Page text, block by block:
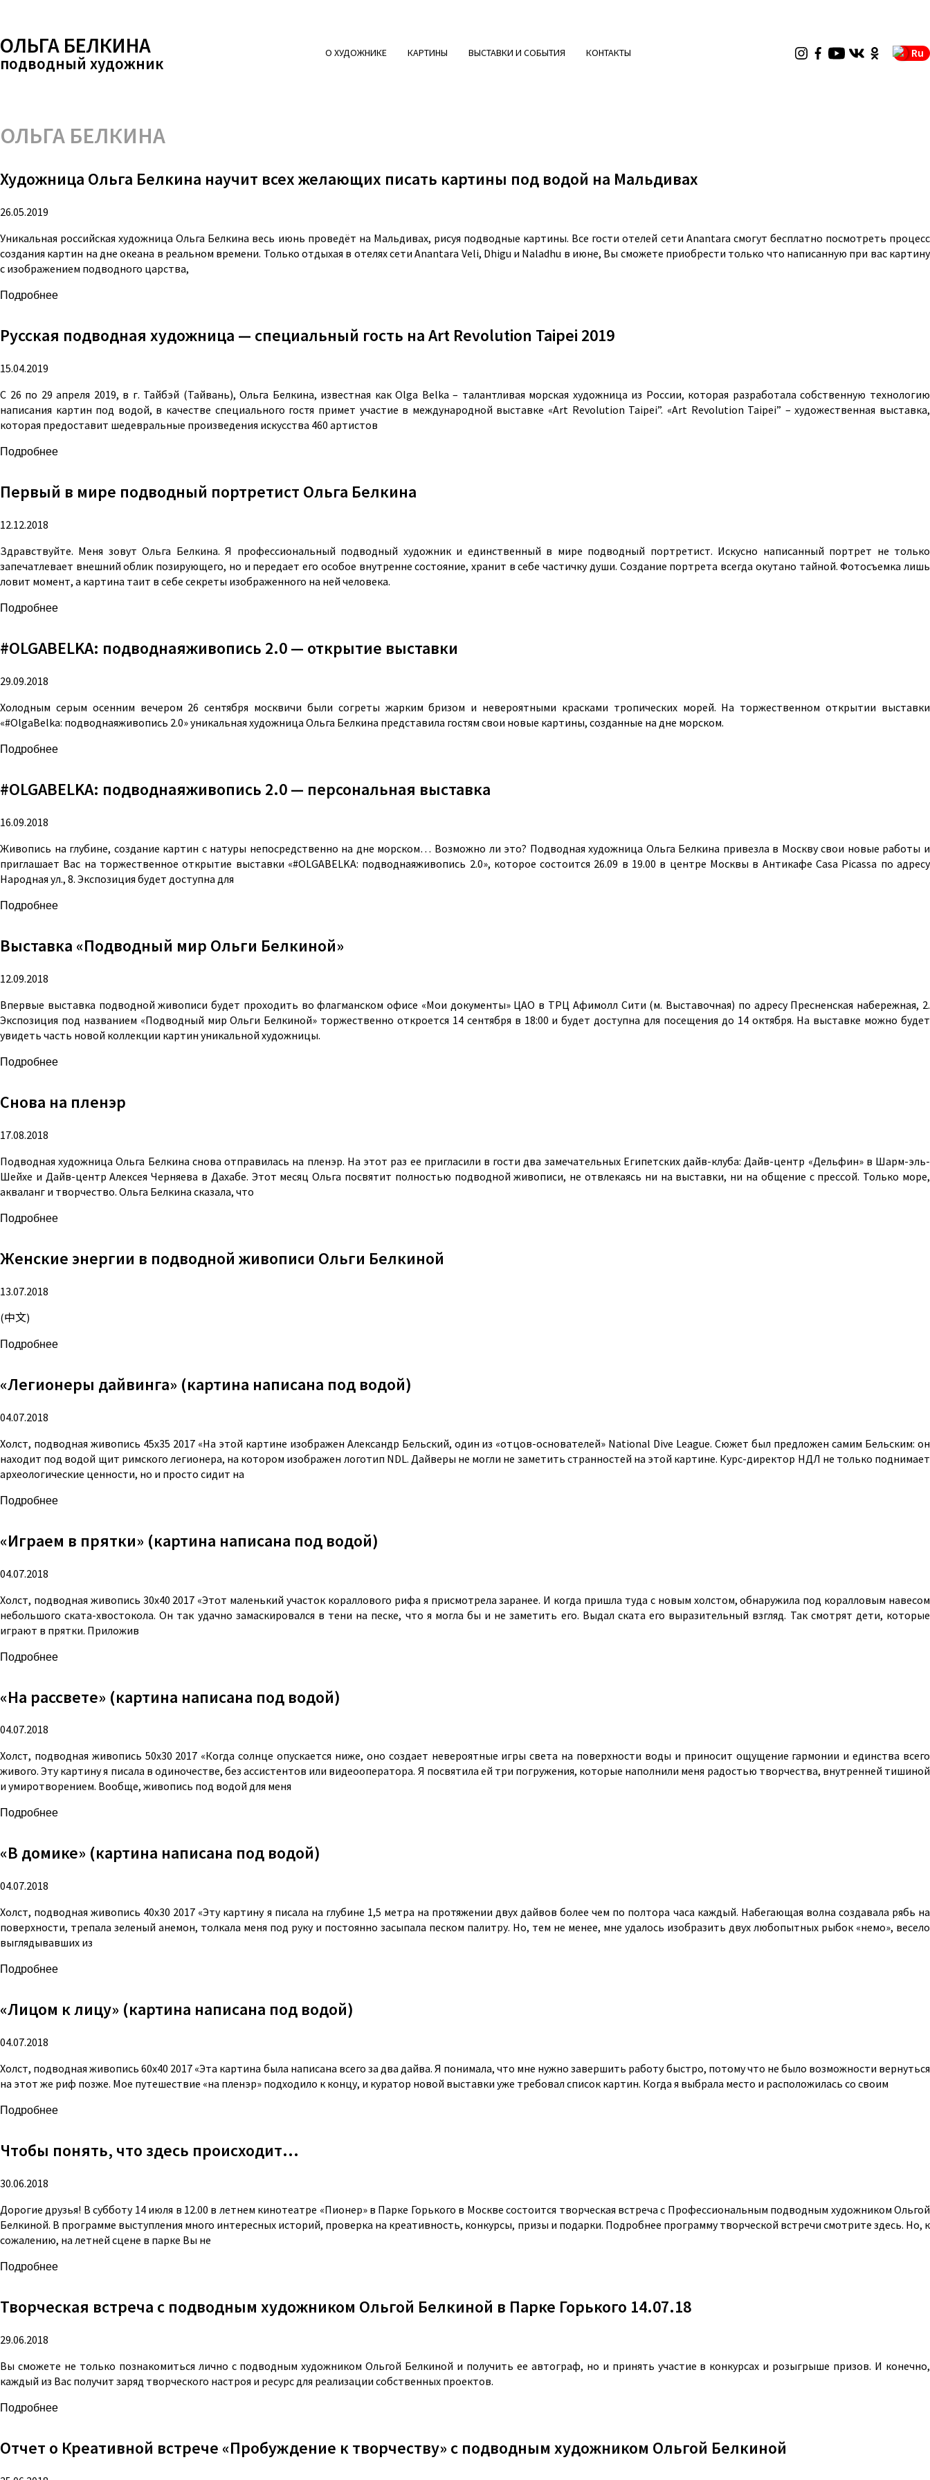
ОЛЬГА БЕЛКИНА
подводный художник
О ХУДОЖНИКЕ КАРТИНЫ ВЫСТАВКИ И СОБЫТИЯ КОНТАКТЫ Ru
ОЛЬГА БЕЛКИНА
Художница Ольга Белкина научит всех желающих писать картины под водой на Мальдивах
26.05.2019
Уникальная российская художница Ольга Белкина весь июнь проведёт на Мальдивах, рисуя подводные картины. Все гости отелей сети Anantara смогут бесплатно посмотреть процесс
создания картин на дне океана в реальном времени. Только отдыхая в отелях сети Anantara Veli, Dhigu и Naladhu в июне, Вы сможете приобрести только что написанную при вас картину
с изображением подводного царства,
Подробнее
Русская подводная художница — специальный гость на Art Revolution Taipei 2019
15.04.2019
С 26 по 29 апреля 2019, в г. Тайбэй (Тайвань), Ольга Белкина, известная как Olga Belka – талантливая морская художница из России, которая разработала собственную технологию
написания картин под водой, в качестве специального гостя примет участие в международной выставке «Art Revolution Taipei”. «Art Revolution Taipei” – художественная выставка,
которая предоставит шедевральные произведения искусства 460 артистов
Подробнее
Первый в мире подводный портретист Ольга Белкина
12.12.2018
Здравствуйте. Меня зовут Ольга Белкина. Я профессиональный подводный художник и единственный в мире подводный портретист. Искусно написанный портрет не только
запечатлевает внешний облик позирующего, но и передает его особое внутренне состояние, хранит в себе частичку души. Создание портрета всегда окутано тайной. Фотосъемка лишь
ловит момент, а картина таит в себе секреты изображенного на ней человека.
Подробнее
#OLGABELKA: подводнаяживопись 2.0 — открытие выставки
29.09.2018
Холодным серым осенним вечером 26 сентября москвичи были согреты жарким бризом и невероятными красками тропических морей. На торжественном открытии выставки
«#OlgaBelka: подводнаяживопись 2.0» уникальная художница Ольга Белкина представила гостям свои новые картины, созданные на дне морском.
Подробнее
#OLGABELKA: подводнаяживопись 2.0 — персональная выставка
16.09.2018
Живопись на глубине, создание картин с натуры непосредственно на дне морском… Возможно ли это? Подводная художница Ольга Белкина привезла в Москву свои новые работы и
приглашает Вас на торжественное открытие выставки «#OLGABELKA: подводнаяживопись 2.0», которое состоится 26.09 в 19.00 в центре Москвы в Антикафе Casa Picassa по адресу
Народная ул., 8. Экспозиция будет доступна для
Подробнее
Выставка «Подводный мир Ольги Белкиной»
12.09.2018
Впервые выставка подводной живописи будет проходить во флагманском офисе «Мои документы» ЦАО в ТРЦ Афимолл Сити (м. Выставочная) по адресу Пресненская набережная, 2.
Экспозиция под названием «Подводный мир Ольги Белкиной» торжественно откроется 14 сентября в 18:00 и будет доступна для посещения до 14 октября. На выставке можно будет
увидеть часть новой коллекции картин уникальной художницы.
Подробнее
Снова на пленэр
17.08.2018
Подводная художница Ольга Белкина снова отправилась на пленэр. На этот раз ее пригласили в гости два замечательных Египетских дайв-клуба: Дайв-центр «Дельфин» в Шарм-эль-
Шейхе и Дайв-центр Алексея Черняева в Дахабе. Этот месяц Ольга посвятит полностью подводной живописи, не отвлекаясь ни на выставки, ни на общение с прессой. Только море,
акваланг и творчество. Ольга Белкина сказала, что
Подробнее
Женские энергии в подводной живописи Ольги Белкиной
13.07.2018
(中文)
Подробнее
«Легионеры дайвинга» (картина написана под водой)
04.07.2018
Холст, подводная живопись 45х35 2017 «На этой картине изображен Александр Бельский, один из «отцов-основателей» National Dive League. Сюжет был предложен самим Бельским: он
находит под водой щит римского легионера, на котором изображен логотип NDL. Дайверы не могли не заметить странностей на этой картине. Курс-директор НДЛ не только поднимает
археологические ценности, но и просто сидит на
Подробнее
«Играем в прятки» (картина написана под водой)
04.07.2018
Холст, подводная живопись 30х40 2017 «Этот маленький участок кораллового рифа я присмотрела заранее. И когда пришла туда с новым холстом, обнаружила под коралловым навесом
небольшого ската-хвостокола. Он так удачно замаскировался в тени на песке, что я могла бы и не заметить его. Выдал ската его выразительный взгляд. Так смотрят дети, которые
играют в прятки. Приложив
Подробнее
«На рассвете» (картина написана под водой)
04.07.2018
Холст, подводная живопись 50х30 2017 «Когда солнце опускается ниже, оно создает невероятные игры света на поверхности воды и приносит ощущение гармонии и единства всего
живого. Эту картину я писала в одиночестве, без ассистентов или видеооператора. Я посвятила ей три погружения, которые наполнили меня радостью творчества, внутренней тишиной
и умиротворением. Вообще, живопись под водой для меня
Подробнее
«В домике» (картина написана под водой)
04.07.2018
Холст, подводная живопись 40х30 2017 «Эту картину я писала на глубине 1,5 метра на протяжении двух дайвов более чем по полтора часа каждый. Набегающая волна создавала рябь на
поверхности, трепала зеленый анемон, толкала меня под руку и постоянно засыпала песком палитру. Но, тем не менее, мне удалось изобразить двух любопытных рыбок «немо», весело
выглядывавших из
Подробнее
«Лицом к лицу» (картина написана под водой)
04.07.2018
Холст, подводная живопись 60х40 2017 «Эта картина была написана всего за два дайва. Я понимала, что мне нужно завершить работу быстро, потому что не было возможности вернуться
на этот же риф позже. Мое путешествие «на пленэр» подходило к концу, и куратор новой выставки уже требовал список картин. Когда я выбрала место и расположилась со своим
Подробнее
Чтобы понять, что здесь происходит…
30.06.2018
Дорогие друзья! В субботу 14 июля в 12.00 в летнем кинотеатре «Пионер» в Парке Горького в Москве состоится творческая встреча с Профессиональным подводным художником Ольгой
Белкиной. В программе выступления много интересных историй, проверка на креативность, конкурсы, призы и подарки. Подробнее программу творческой встречи смотрите здесь. Но, к
сожалению, на летней сцене в парке Вы не
Подробнее
Творческая встреча с подводным художником Ольгой Белкиной в Парке Горького 14.07.18
29.06.2018
Вы сможете не только познакомиться лично с подводным художником Ольгой Белкиной и получить ее автограф, но и принять участие в конкурсах и розыгрыше призов. И конечно,
каждый из Вас получит заряд творческого настроя и ресурс для реализации собственных проектов.
Подробнее
Отчет о Креативной встрече «Пробуждение к творчеству» с подводным художником Ольгой Белкиной